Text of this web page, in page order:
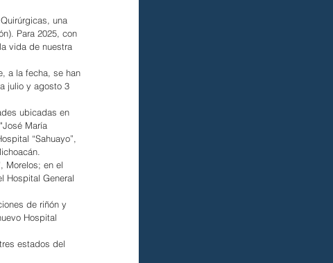
una
Para 2025, con
vida de nuestra
a la fecha, se han
julio y agosto 3
ubicadas en
María
“Sahuayo”,
Morelos; en el
Hospital General
de riñón y
Hospital
estados del